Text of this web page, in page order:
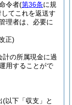
令者(第36条に規
てこれを返送す
理者は、必要に
正)
計の所属現金に過
用することがで
(以下「収支」と